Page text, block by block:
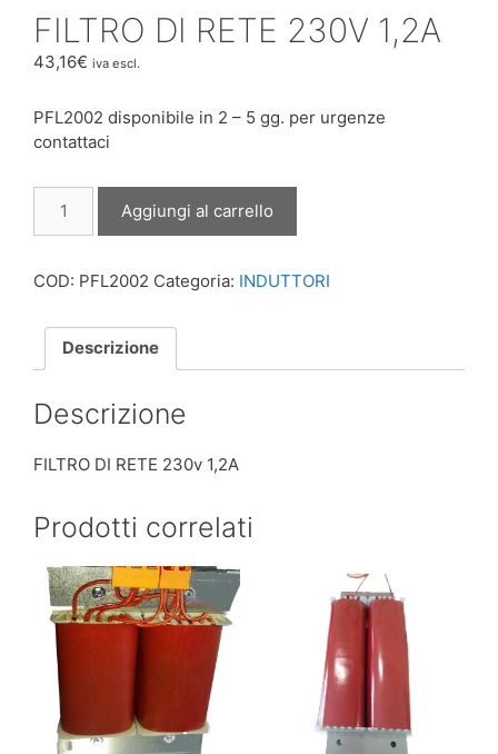
FILTRO DI RETE 230V 1,2A
43,16€ iva escl.
PFL2002 disponibile in 2 – 5 gg. per urgenze
contattaci
230v
Aggiungi al carrello
COD: PFL2002 Categoria: INDUTTORI
Descrizione
Descrizione
FILTRO DI RETE 230v 1,2A
Prodotti correlati